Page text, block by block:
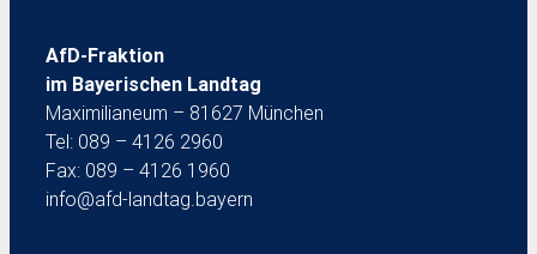
AfD-Fraktion
im Bayerischen Landtag
Maximilianeum – 81627 München
Tel: 089 – 4126 2960
Fax: 089 – 4126 1960
info@afd-landtag.bayern